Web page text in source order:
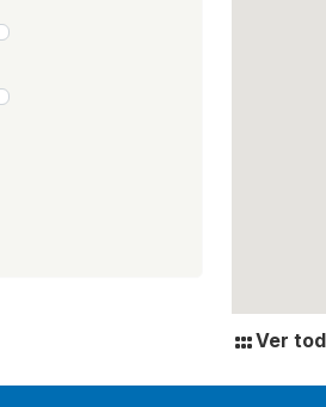
Ver